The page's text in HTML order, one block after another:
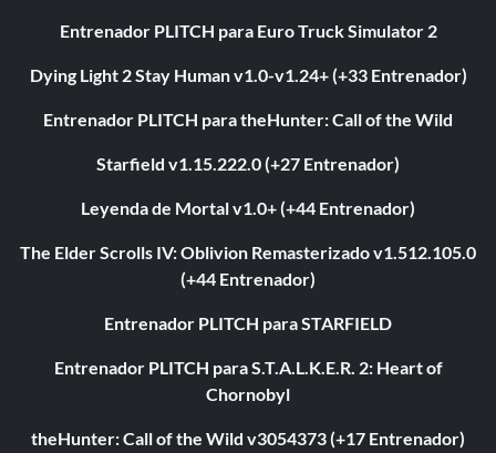
Entrenador PLITCH para Euro Truck Simulator 2
Dying Light 2 Stay Human v1.0-v1.24+ (+33 Entrenador)
Entrenador PLITCH para theHunter: Call of the Wild
Starfield v1.15.222.0 (+27 Entrenador)
Leyenda de Mortal v1.0+ (+44 Entrenador)
The Elder Scrolls IV: Oblivion Remasterizado v1.512.105.0
(+44 Entrenador)
Entrenador PLITCH para STARFIELD
Entrenador PLITCH para S.T.A.L.K.E.R. 2: Heart of
Chornobyl
theHunter: Call of the Wild v3054373 (+17 Entrenador)